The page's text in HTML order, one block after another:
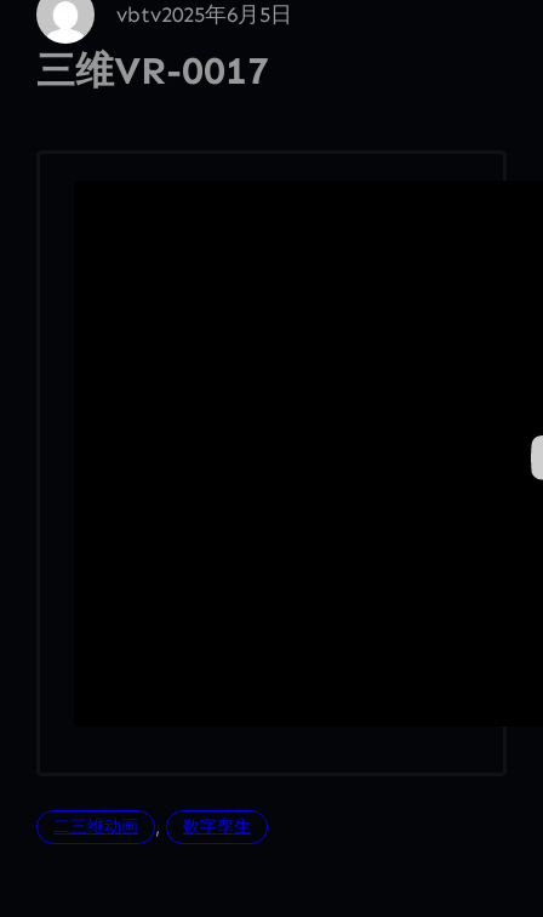
vbtv2025年6月5日
三维VR-0017
二三维动画 , 数字孪生